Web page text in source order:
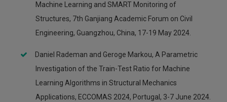
Machine Learning and SMART Monitoring of
Structures, 7th Ganjiang Academic Forum on Civil
Engineering, Guangzhou, China, 17-19 May 2024.
Daniel Rademan and Geroge Markou, A Parametric
Investigation of the Train-Test Ratio for Machine
Learning Algorithms in Structural Mechanics
Applications, ECCOMAS 2024, Portugal, 3-7 June 2024.